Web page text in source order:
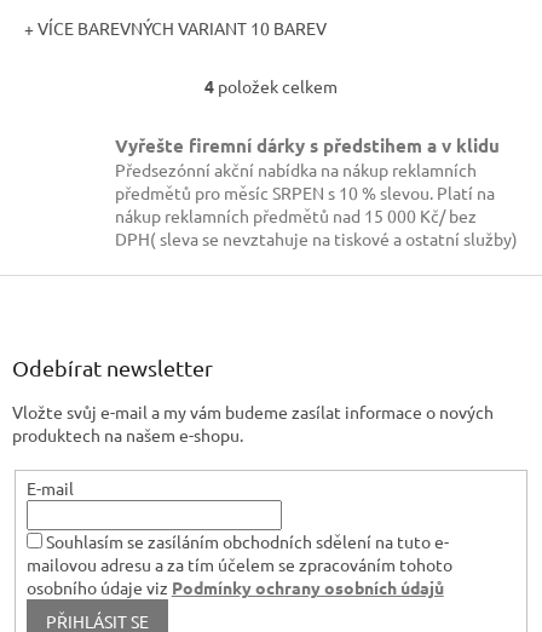
+ VÍCE BAREVNÝCH VARIANT 10 BAREV
O
l
á
d
a
c
p
ý
i
4 položek celkem
Vyřešte firemní dárky s předstihem a v klidu
Předsezónní akční nabídka na nákup reklamních
předmětů pro měsíc SRPEN s 10 % slevou. Platí na
nákup reklamních předmětů nad 15 000 Kč/ bez
DPH( sleva se nevztahuje na tiskové a ostatní služby)
Odebírat newsletter
Vložte svůj e-mail a my vám budeme zasílat informace o nových
produktech na našem e-shopu.
E-mail
Souhlasím se zasíláním obchodních sdělení na tuto e-
mailovou adresu a za tím účelem se zpracováním tohoto
osobního údaje viz Podmínky ochrany osobních údajů
PŘIHLÁSIT SE